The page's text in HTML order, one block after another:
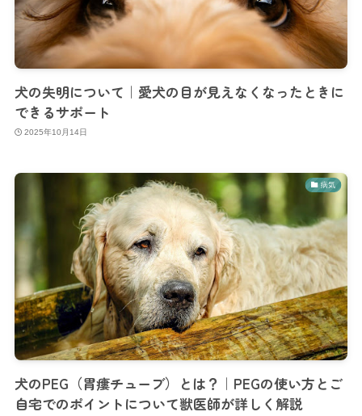
犬の失明について｜愛犬の目が見えなくなったときに
できるサポート
2025年10月14日
病気
犬のPEG（胃瘻チューブ）とは？｜PEGの使い方とご
自宅でのポイントについて獣医師が詳しく解説